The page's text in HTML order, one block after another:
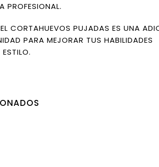
PROFESIONAL.
CORTAHUEVOS PUJADAS ES UNA
PARA MEJORAR TUS HABILIDADES